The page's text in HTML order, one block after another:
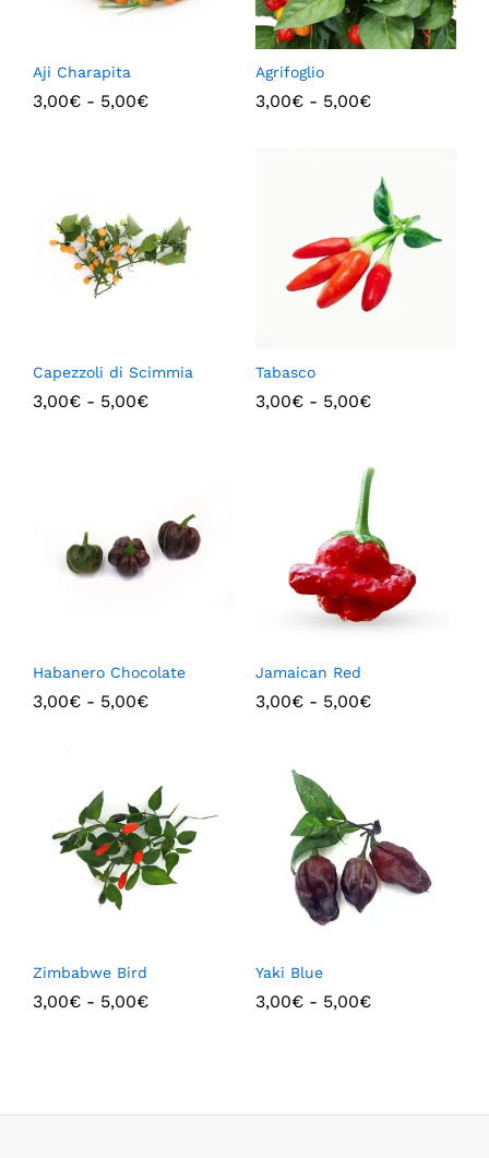
Aji Charapita
3,00€ - 5,00€
Agrifoglio
3,00€ - 5,00€
Capezzoli di Scimmia
3,00€ - 5,00€
Tabasco
3,00€ - 5,00€
Habanero Chocolate
3,00€ - 5,00€
Jamaican Red
3,00€ - 5,00€
Zimbabwe Bird
3,00€ - 5,00€
Yaki Blue
3,00€ - 5,00€